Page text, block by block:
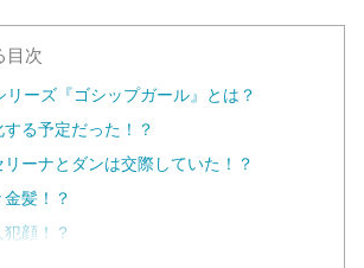
目次
リーズ『ゴシップガール』とは？
る予定だった！？
ーナとダンは交際していた！？
髪！？
顔！？